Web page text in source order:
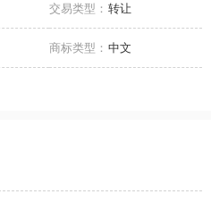
交易类型： 转让
商标类型： 中文